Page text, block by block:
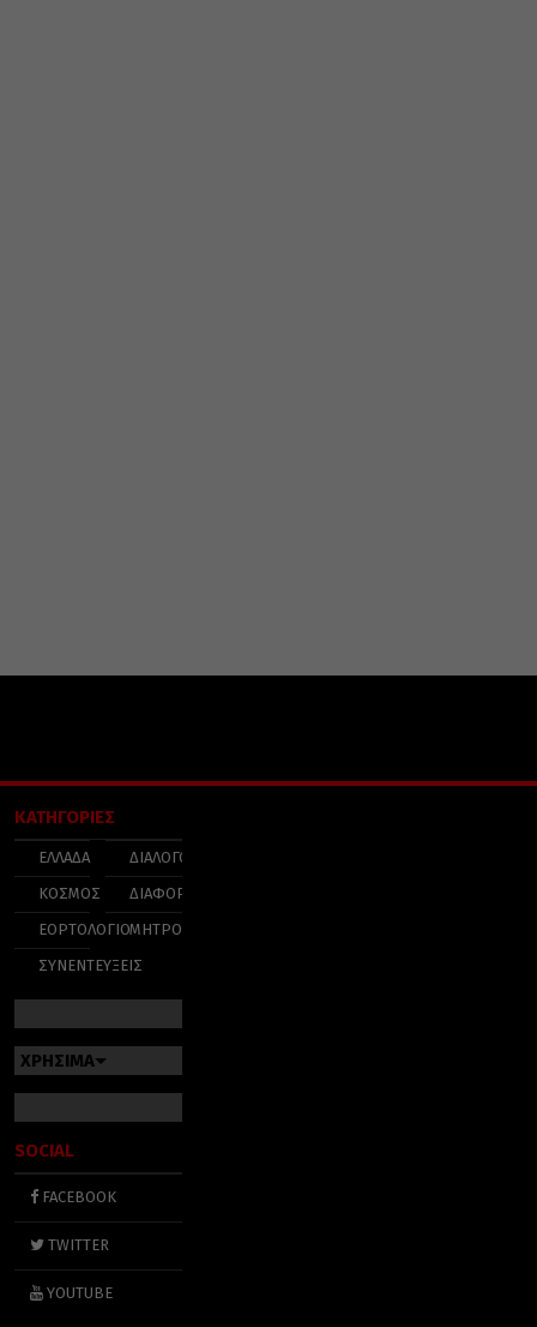
ΚΑΤΗΓΟΡΙΕΣ
ΕΛΛΑΔΑ
ΚΟΣΜΟΣ
ΕΟΡΤΟΛΟΓΙΟ
ΣΥΝΕΝΤΕΥΞΕΙΣ
ΔΙΑΛΟΓΟΣ
ΔΙΑΦΟΡΑ
ΜΗΤΡΟΠΟΛΕΙΣ
ΧΡΗΣΙΜΑ
SOCIAL
FACEBOOK
TWITTER
YOUTUBE